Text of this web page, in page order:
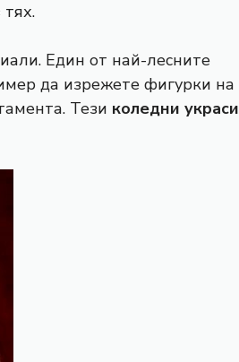
Един от най-лесните
да изрежете фигурки на
Тези коледни украси